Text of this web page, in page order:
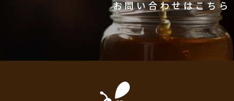
お問い合わせはこちら